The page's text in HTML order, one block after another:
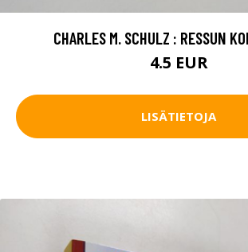
CHARLES M. SCHULZ : RESSUN
4.5 EUR
LISÄTIETOJA